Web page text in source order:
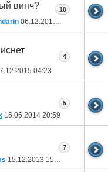
винч?
06.12.2016 12:55
10
04:23
4
16.06.2014 20:59
5
15.12.2013 15:08
7